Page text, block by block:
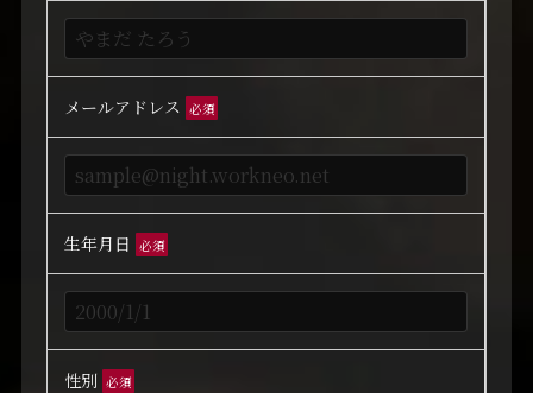
メールアドレス 必須
生年月日 必須
性別 必須